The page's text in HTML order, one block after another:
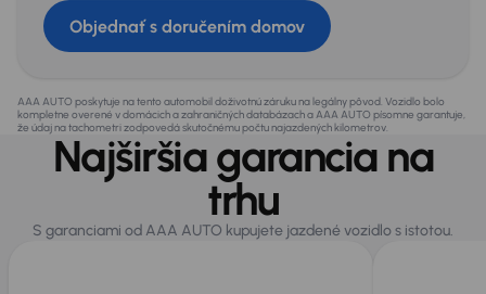
Objednať s doručením domov
AAA AUTO poskytuje na tento automobil doživotnú záruku na legálny pôvod. Vozidlo bolo
kompletne overené v domácich a zahraničných databázach a AAA AUTO písomne garantuje,
že údaj na tachometri zodpovedá skutočnému počtu najazdených kilometrov.
Najširšia garancia na
trhu
S garanciami od AAA AUTO kupujete jazdené vozidlo s istotou.